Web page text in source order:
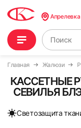
Апрелевка
Главная Жалюзи
КАССЕТНЫЕ
СЕВИЛЬЯ
Cветозащита